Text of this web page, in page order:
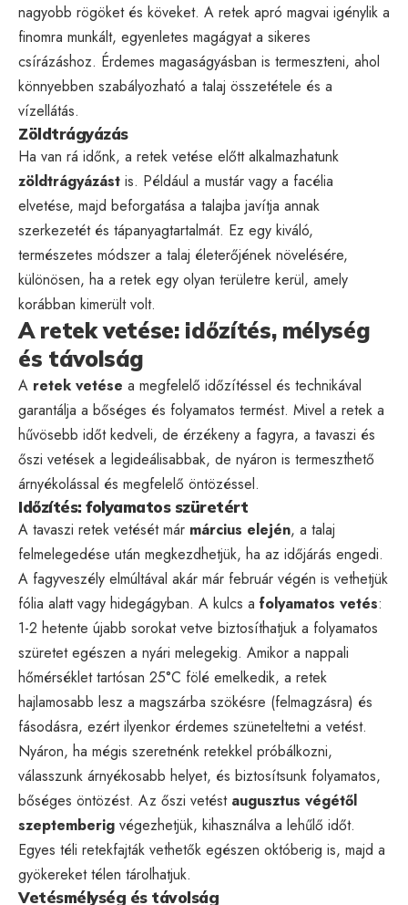
nagyobb rögöket és köveket. A retek apró magvai igénylik a
finomra munkált, egyenletes magágyat a sikeres
csírázáshoz. Érdemes magaságyásban is termeszteni, ahol
könnyebben szabályozható a talaj összetétele és a
vízellátás.
Zöldtrágyázás
Ha van rá időnk, a retek vetése előtt alkalmazhatunk
zöldtrágyázást is. Például a mustár vagy a facélia
elvetése, majd beforgatása a talajba javítja annak
szerkezetét és tápanyagtartalmát. Ez egy kiváló,
természetes módszer a talaj életerőjének növelésére,
különösen, ha a retek egy olyan területre kerül, amely
korábban kimerült volt.
A retek vetése: időzítés, mélység
és távolság
A retek vetése a megfelelő időzítéssel és technikával
garantálja a bőséges és folyamatos termést. Mivel a retek a
hűvösebb időt kedveli, de érzékeny a fagyra, a tavaszi és
őszi vetések a legideálisabbak, de nyáron is termeszthető
árnyékolással és megfelelő öntözéssel.
Időzítés: folyamatos szüretért
A tavaszi retek vetését már március elején, a talaj
felmelegedése után megkezdhetjük, ha az időjárás engedi.
A fagyveszély elmúltával akár már február végén is vethetjük
fólia alatt vagy hidegágyban. A kulcs a folyamatos vetés:
1-2 hetente újabb sorokat vetve biztosíthatjuk a folyamatos
szüretet egészen a nyári melegekig. Amikor a nappali
hőmérséklet tartósan 25°C fölé emelkedik, a retek
hajlamosabb lesz a magszárba szökésre (felmagzásra) és
fásodásra, ezért ilyenkor érdemes szüneteltetni a vetést.
Nyáron, ha mégis szeretnénk retekkel próbálkozni,
válasszunk árnyékosabb helyet, és biztosítsunk folyamatos,
bőséges öntözést. Az őszi vetést augusztus végétől
szeptemberig végezhetjük, kihasználva a lehűlő időt.
Egyes téli retekfajták vethetők egészen októberig is, majd a
gyökereket télen tárolhatjuk.
Vetésmélység és távolság